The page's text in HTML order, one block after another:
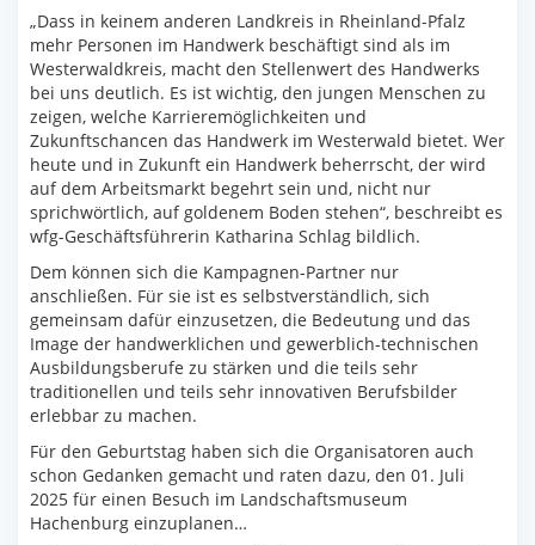
„Dass in keinem anderen Landkreis in Rheinland-Pfalz
mehr Personen im Handwerk beschäftigt sind als im
Westerwaldkreis, macht den Stellenwert des Handwerks
bei uns deutlich. Es ist wichtig, den jungen Menschen zu
zeigen, welche Karrieremöglichkeiten und
Zukunftschancen das Handwerk im Westerwald bietet. Wer
heute und in Zukunft ein Handwerk beherrscht, der wird
auf dem Arbeitsmarkt begehrt sein und, nicht nur
sprichwörtlich, auf goldenem Boden stehen“, beschreibt es
wfg-Geschäftsführerin Katharina Schlag bildlich.
Dem können sich die Kampagnen-Partner nur
anschließen. Für sie ist es selbstverständlich, sich
gemeinsam dafür einzusetzen, die Bedeutung und das
Image der handwerklichen und gewerblich-technischen
Ausbildungsberufe zu stärken und die teils sehr
traditionellen und teils sehr innovativen Berufsbilder
erlebbar zu machen.
Für den Geburtstag haben sich die Organisatoren auch
schon Gedanken gemacht und raten dazu, den 01. Juli
2025 für einen Besuch im Landschaftsmuseum
Hachenburg einzuplanen…